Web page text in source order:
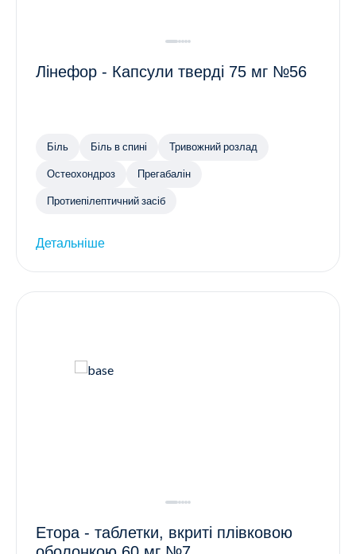
Лінефор - Капсули тверді 75 мг №56
Біль Біль в спині Тривожний розлад
Остеохондроз Прегабалін
Протиепілептичний засіб
Детальніше
Етора - таблетки, вкриті плівковою